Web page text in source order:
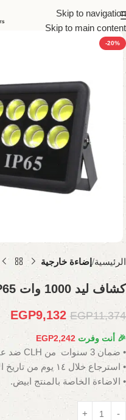
Skip to navigation
Skip to main content
-20%
الرئيسية إضاءة خارجية
كشاف ليد 1000 وات IP65
EGP11,374
EGP9,132
🎉 أنت وفرت EGP2,242
• ضمان 3 سنوات من CLH ضد عيوب الصناعة.
• استرجاع خلال ١٤ يوم من تاريخ الاستلام.
• الاضاءة الخاصة بالمنتج ابيض.